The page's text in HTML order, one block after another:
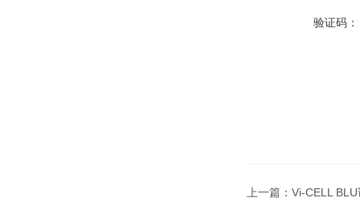
验证码：
上一篇： Vi-CELL